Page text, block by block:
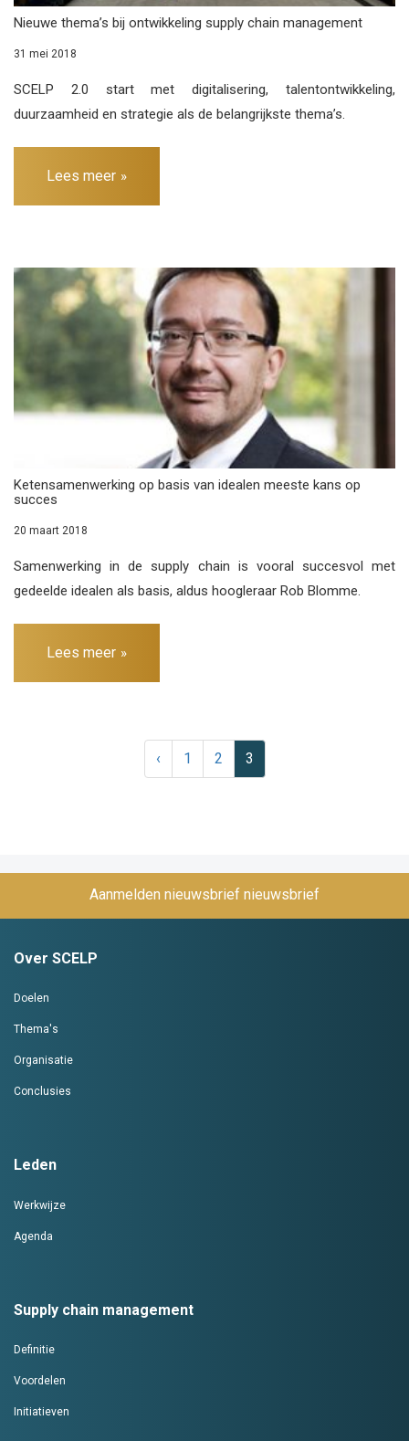
Nieuwe thema’s bij ontwikkeling supply chain management
31 mei 2018
SCELP 2.0 start met digitalisering, talentontwikkeling,
duurzaamheid en strategie als de belangrijkste thema’s.
Lees meer
Ketensamenwerking op basis van idealen meeste kans op
succes
20 maart 2018
Samenwerking in de supply chain is vooral succesvol met
gedeelde idealen als basis, aldus hoogleraar Rob Blomme.
Lees meer
‹ 1 2 3
Aanmelden nieuwsbrief
Over SCELP
Doelen
Thema's
Organisatie
Conclusies
Leden
Werkwijze
Agenda
Supply chain management
Definitie
Voordelen
Initiatieven